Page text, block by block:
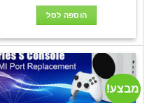
היה:
₪399.00.
הוספה לסל
מבצע!